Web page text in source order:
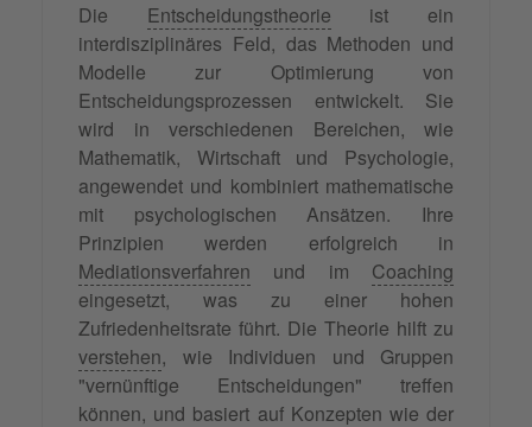
Die Entscheidungstheorie ist ein
interdisziplinäres Feld, das Methoden und
Modelle zur Optimierung von
Entscheidungsprozessen entwickelt. Sie
wird in verschiedenen Bereichen, wie
Mathematik, Wirtschaft und Psychologie,
angewendet und kombiniert mathematische
mit psychologischen Ansätzen. Ihre
Prinzipien werden erfolgreich in
Mediationsverfahren und im Coaching
eingesetzt, was zu einer hohen
Zufriedenheitsrate führt. Die Theorie hilft zu
verstehen, wie Individuen und Gruppen
"vernünftige Entscheidungen" treffen
können, und basiert auf Konzepten wie der